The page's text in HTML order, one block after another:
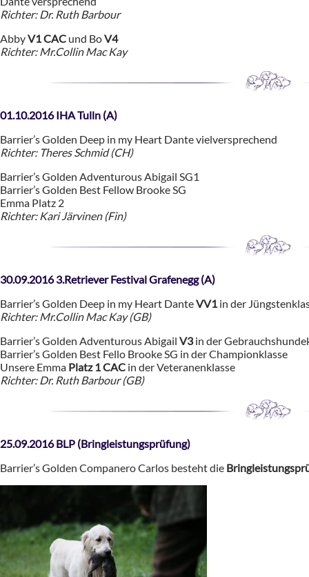
Richter: Dr. Ruth Barbour
AbbyV1 CAC und BoV4
Richter: Mr.Collin Mac Kay
01.10.2016 IHA Tulln (A)
Barrier’s Golden Deep in my Heart Dante vielversprechend
Richter: Theres Schmid (CH)
Barrier’s Golden Adventurous Abigail SG1
Barrier’s Golden Best Fellow Brooke SG
Emma Platz 2
Richter: Kari Järvinen (Fin)
30.09.2016 3.Retriever Festival Grafenegg (A)
Barrier’s Golden Deep in my Heart DanteVV1 in der
Richter: Mr.Collin Mac Kay (GB)
Barrier’s Golden Adventurous Abigail V3in der
Barrier’s Golden Best Fello Brooke SG in der Championklasse
Unsere Emma Platz 1 CAC in der Veteranenklasse
Richter: Dr. Ruth Barbour (GB)
25.09.2016 BLP (Bringleistungsprüfung)
Barrier’s Golden Companero Carlos besteht die